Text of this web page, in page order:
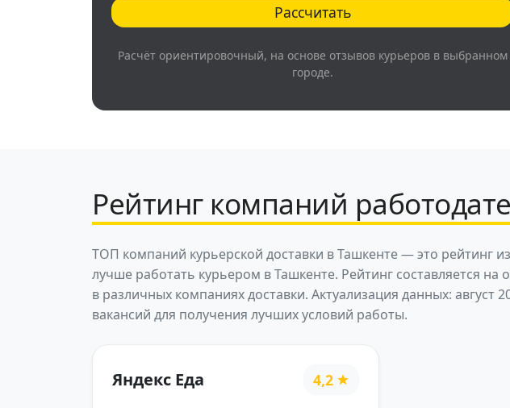
Рассчитать
Расчёт ориентировочный, на основе отзывов курьеров в выбранном
городе.
Рейтинг компаний
ТОП компаний курьерской доставки в Ташкенте — это рейтинг
лучше работать курьером в Ташкенте. Рейтинг составляется
в различных компаниях доставки. Актуализация данных:
вакансий для получения лучших условий работы.
Яндекс Еда 4,2